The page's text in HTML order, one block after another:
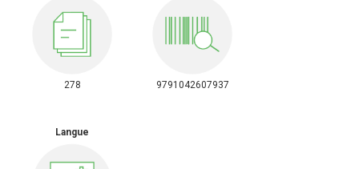
278 9791042607937
Langue